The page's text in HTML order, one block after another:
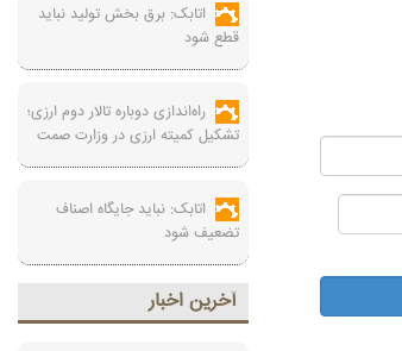
اتابک: برق بخش تولید نباید
قطع شود
راه‌اندازی دوباره تالار دوم ارزی؛
تشکیل کمیته ارزی در وزارت صمت
اتابک: نباید جایگاه اصناف
تضعیف شود
آخرين اخبار